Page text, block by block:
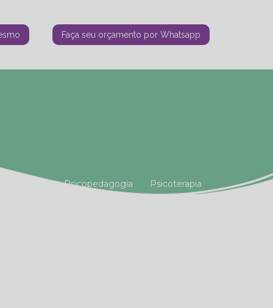
Faça seu orçamento por Whatsapp
Psicopedagogia Psicoterapia